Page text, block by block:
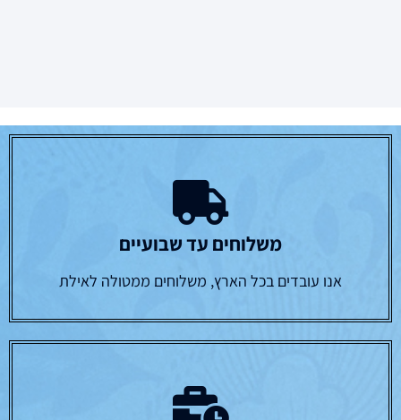
משלוחים עד שבועיים
אנו עובדים בכל הארץ, משלוחים ממטולה לאילת